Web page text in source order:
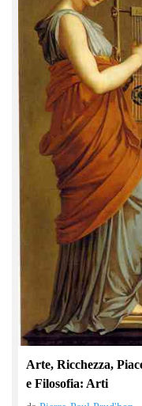
Arte, Ricchezza,
e Filosofia: Arti